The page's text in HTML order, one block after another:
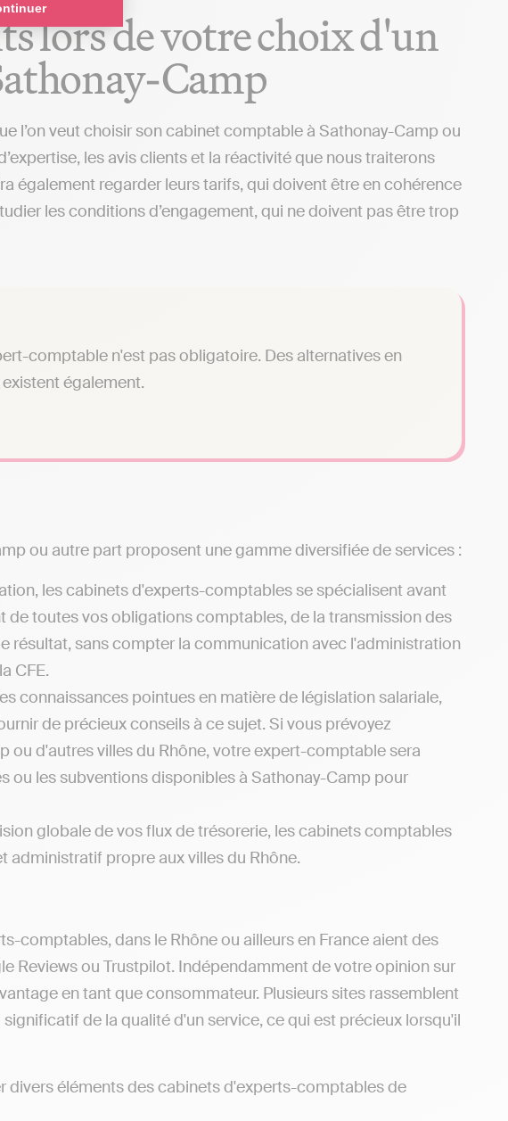
lors de votre choix d'un
Camp
l’on veut choisir son cabinet comptable à Sathonay-Camp ou
les avis clients et la réactivité que nous traiterons
également regarder leurs tarifs, qui doivent être en cohérence
les conditions d’engagement, qui ne doivent pas être trop
comptable n'est pas obligatoire. Des alternatives en
également.
ou autre part proposent une gamme diversifiée de services :
les cabinets d'experts-comptables se spécialisent avant
toutes vos obligations comptables, de la transmission des
résultat, sans compter la communication avec l'administration
CFE.
connaissances pointues en matière de législation salariale,
de précieux conseils à ce sujet. Si vous prévoyez
ou d'autres villes du Rhône, votre expert-comptable sera
ou les subventions disponibles à Sathonay-Camp pour
globale de vos flux de trésorerie, les cabinets comptables
administratif propre aux villes du Rhône.
comptables, dans le Rhône ou ailleurs en France aient des
Reviews ou Trustpilot. Indépendamment de votre opinion sur
en tant que consommateur. Plusieurs sites rassemblent
de la qualité d'un service, ce qui est précieux lorsqu'il
éléments des cabinets d'experts-comptables de